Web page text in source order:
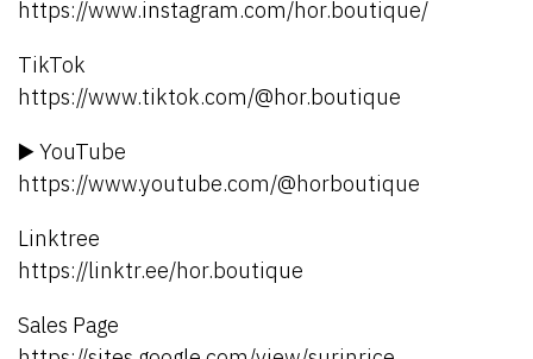
https://www.instagram.com/hor.boutique/
TikTok
https://www.tiktok.com/@hor.boutique
▶️ YouTube
https://www.youtube.com/@horboutique
Linktree
https://linktr.ee/hor.boutique
Sales Page